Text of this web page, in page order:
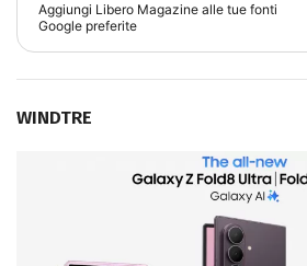
Aggiungi Libero Magazine alle tue fonti
Google preferite
WINDTRE